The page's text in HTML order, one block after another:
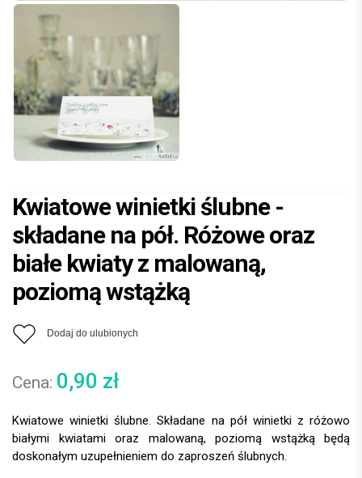
Kwiatowe winietki ślubne -
składane na pół. Różowe oraz
białe kwiaty z malowaną,
poziomą wstążką
Dodaj do ulubionych
0,90 zł
Kwiatowe winietki ślubne. Składane na pół winietki z różowo
białymi kwiatami oraz malowaną, poziomą wstążką będą
doskonałym uzupełnieniem do zaproszeń ślubnych.